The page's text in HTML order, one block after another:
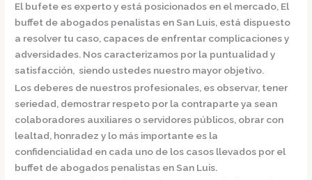
El bufete es experto y está posicionados en el mercado, El
buffet de abogados penalistas en San Luis, está dispuesto
a resolver tu caso, capaces de enfrentar complicaciones y
adversidades. Nos caracterizamos por la puntualidad y
satisfacción, siendo ustedes nuestro mayor objetivo.
Los deberes de nuestros profesionales, es observar, tener
seriedad, demostrar respeto por la contraparte ya sean
colaboradores auxiliares o servidores públicos, obrar con
lealtad, honradez y lo más importante es la
confidencialidad en cada uno de los casos llevados por el
buffet de abogados penalistas en San Luis.